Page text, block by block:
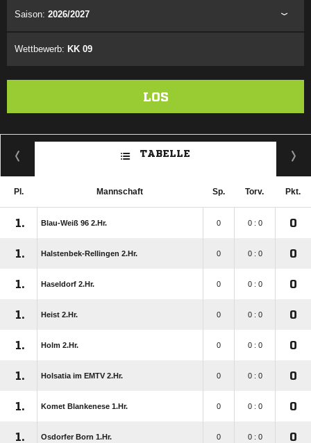
Saison: 2026/2027
Wettbewerb: KK 09
LOS
TABELLE
Pl. Mannschaft Sp. Torv. Pkt.
1. Blau-Weiß 96 2.Hr. 0 0 : 0 0
1. Halstenbek-Rellingen 2.Hr. 0 0 : 0 0
1. Haseldorf 2.Hr. 0 0 : 0 0
1. Heist 2.Hr. 0 0 : 0 0
1. Holm 2.Hr. 0 0 : 0 0
1. Holsatia im EMTV 2.Hr. 0 0 : 0 0
1. Komet Blankenese 1.Hr. 0 0 : 0 0
1. Osdorfer Born 1.Hr. 0 0 : 0 0